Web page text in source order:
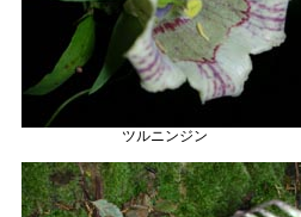
ツルニンジン